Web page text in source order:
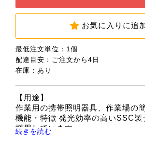
お気に入りに追
最低注文単位：1個
配達目安：ご注文から4日
在庫：あり
【用途】
作業用の携帯照明器具、作業場の
機能・特徴 発光効率の高いSSC製
採用しています。
続きを読む